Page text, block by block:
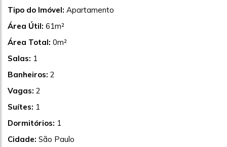
Tipo do Imóvel: Apartamento
Área Útil: 61m²
Área Total: 0m²
Salas: 1
Banheiros: 2
Vagas: 2
Suítes: 1
Dormitórios: 1
Cidade: São Paulo